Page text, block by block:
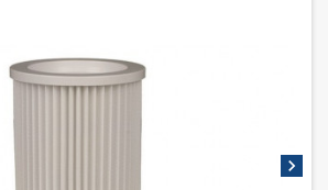
chevron_right